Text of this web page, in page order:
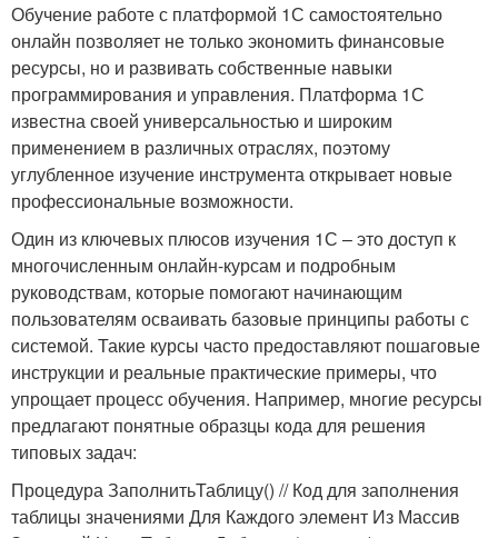
Обучение работе с платформой 1С самостоятельно
онлайн позволяет не только экономить финансовые
ресурсы, но и развивать собственные навыки
программирования и управления. Платформа 1С
известна своей универсальностью и широким
применением в различных отраслях, поэтому
углубленное изучение инструмента открывает новые
профессиональные возможности.
Один из ключевых плюсов изучения 1С – это доступ к
многочисленным онлайн-курсам и подробным
руководствам, которые помогают начинающим
пользователям осваивать базовые принципы работы с
системой. Такие курсы часто предоставляют пошаговые
инструкции и реальные практические примеры, что
упрощает процесс обучения. Например, многие ресурсы
предлагают понятные образцы кода для решения
типовых задач:
Процедура ЗаполнитьТаблицу() // Код для заполнения
таблицы значениями Для Каждого элемент Из Массив